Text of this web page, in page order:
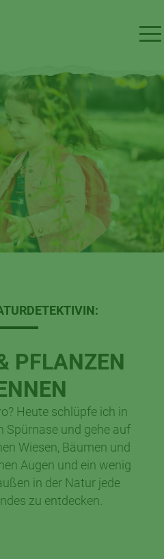
PFLANZEN
Heute schlüpfe ich in
Spürnase und gehe auf
Wiesen, Bäumen und
Augen und ein wenig
in der Natur jede
zu entdecken.